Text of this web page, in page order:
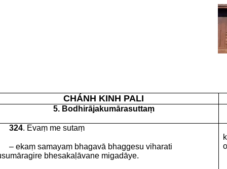
CHÁNH KINH PALI
5. Bodhirājakumārasuttaṃ
324. Evaṃ me sutaṃ
– ekaṃ samayaṃ bhagavā bhaggesu viharati
bhesakaḷāvane migadāye.